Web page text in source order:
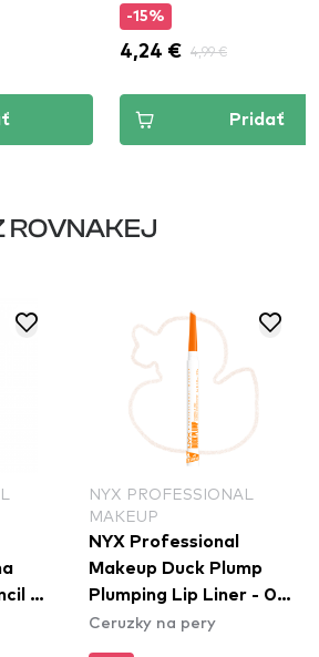
-15%
4,24 € 4,99 €
Pridať
ROVNAKEJ
–
NYX PROFESSIONAL
MAKEUP
NYX Professional
Makeup Duck Plump
Plumping Lip Liner - 01
Ducking Clear
Ceruzky na pery